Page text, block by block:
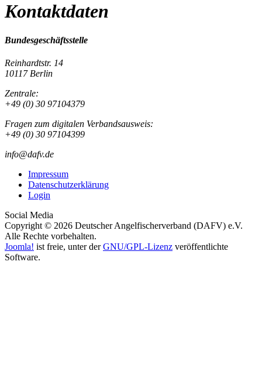
Kontaktdaten
Bundesgeschäftsstelle
Reinhardtstr. 14
10117 Berlin
Zentrale:
+49 (0) 30 97104379
Fragen zum digitalen Verbandsausweis:
+49 (0) 30 97104399
info@dafv.de
Impressum
Datenschutzerklärung
Login
Social Media
Copyright © 2026 Deutscher Angelfischerverband (DAFV) e.V.
Alle Rechte vorbehalten.
Joomla! ist freie, unter derGNU/GPL-Lizenz veröffentlichte
Software.